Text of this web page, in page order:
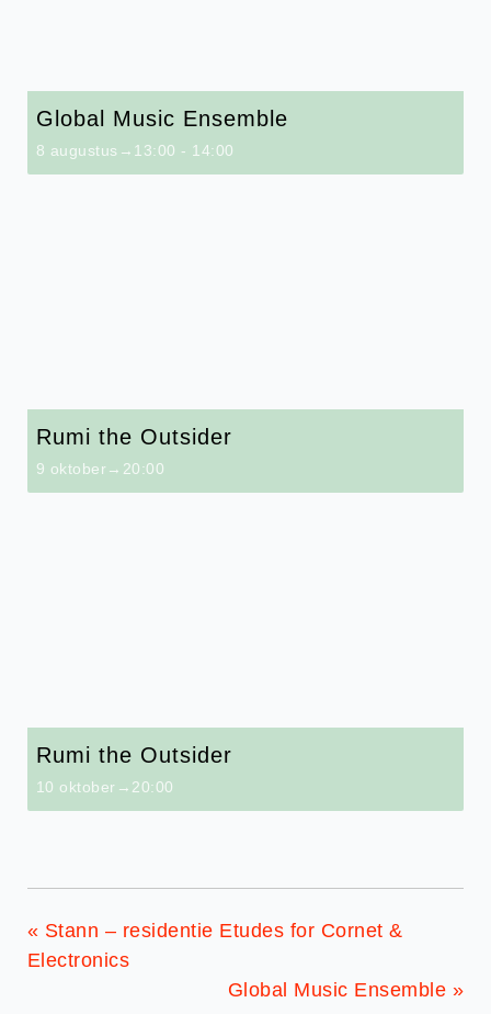
Global Music Ensemble
8 augustus→13:00 - 14:00
Rumi the Outsider
9 oktober→20:00
Rumi the Outsider
10 oktober→20:00
« Stann – residentie Etudes for Cornet &
Electronics
Global Music Ensemble »